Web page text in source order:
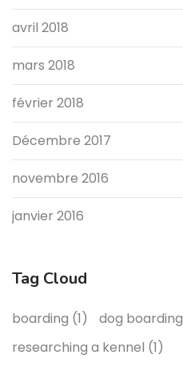
avril 2018
mars 2018
février 2018
Décembre 2017
novembre 2016
janvier 2016
Tag Cloud
boarding (1) dog boarding
researching a kennel (1)